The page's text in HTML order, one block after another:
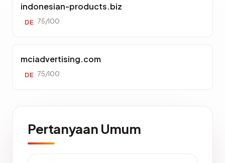
indonesian-products.biz
DE 75/100
mciadvertising.com
DE 75/100
Pertanyaan Umum